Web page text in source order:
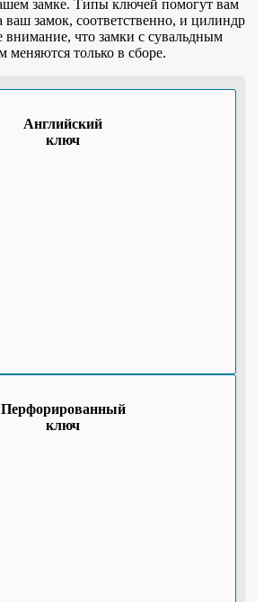
замке. Типы ключей помогут вам
ваш замок, соответственно, и цилиндр
внимание, что замки с сувальдным
меняются только в сборе.
Английский
ключ
Перфорированный
ключ